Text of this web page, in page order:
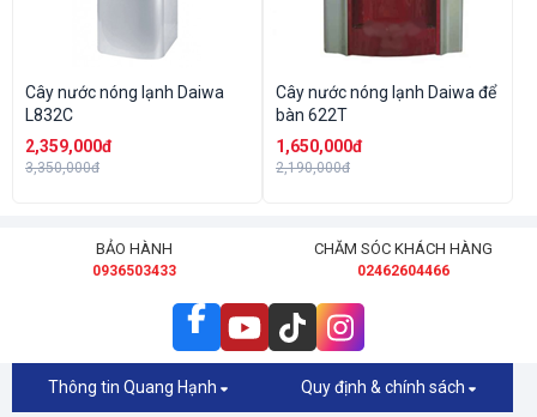
Cây nước nóng lạnh Daiwa
L832C
2,359,000đ
3,350,000đ
Cây nước nóng lạnh Daiwa để
bàn 622T
1,650,000đ
2,190,000đ
BẢO HÀNH
0936503433
CHĂM SÓC KHÁCH HÀNG
02462604466
Thông tin Quang Hạnh Quy định & chính sách